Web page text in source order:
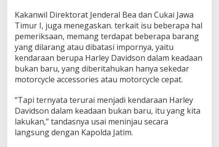
s
Kakanwil Direktorat Jenderal Bea dan Cukai Jawa
Timur I, juga menegaskan. terkait isu beberapa hal
pemeriksaan, memang terdapat beberapa barang
yang dilarang atau dibatasi impornya, yaitu
kendaraan berupa Harley Davidson dalam keadaan
bukan baru, yang diberitahukan hanya sekedar
motorcycle accessories atau motorcycle cepat.
“Tapi ternyata terurai menjadi kendaraan Harley
Davidson dalam keadaan bukan baru, itu yang kita
lakukan,” tandasnya usai meninjau secara
langsung dengan Kapolda Jatim.